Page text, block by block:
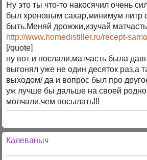
Ну это ты что-то накосячил очень
был хреновым сахар,минимум литр
быть.Меняй дрожжи,изучай
http://www.homedistiller.ru/recept-
[/quote]
ну вот и послали,матчасть была
выгонял уже не один десяток раз,а
выходом/ да и вопрос был про
уж лучше бы дальше на своей
молчали,чем посылать!!!
Калеваныч